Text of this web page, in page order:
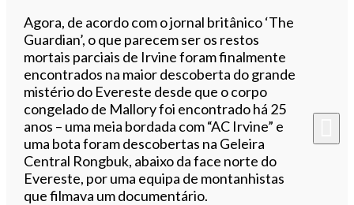
Agora, de acordo com o jornal britânico ‘The
Guardian’, o que parecem ser os restos
mortais parciais de Irvine foram finalmente
encontrados na maior descoberta do grande
mistério do Evereste desde que o corpo
congelado de Mallory foi encontrado há 25
anos – uma meia bordada com “AC Irvine” e
uma bota foram descobertas na Geleira
Central Rongbuk, abaixo da face norte do
Evereste, por uma equipa de montanhistas
que filmava um documentário.